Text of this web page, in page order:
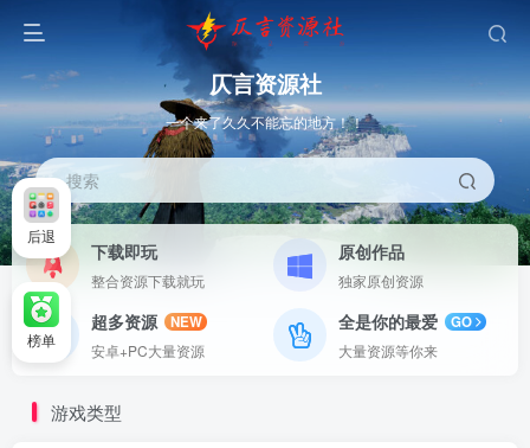
仄言资源社
一个来了久久不能忘的地方！！
搜索
下载即玩
整合资源下载就玩
原创作品
独家原创资源
超多资源
NEW
安卓+PC大量资源
全是你的最爱
GO
大量资源等你来
游戏类型
后退
榜单